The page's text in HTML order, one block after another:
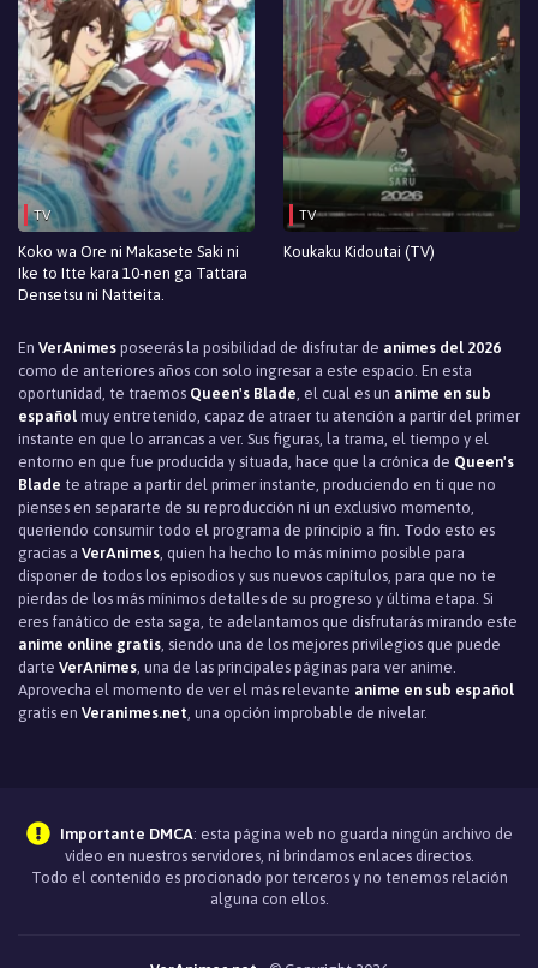
TV
Koko wa Ore ni Makasete Saki ni
Ike to Itte kara 10-nen ga Tattara
Densetsu ni Natteita.
TV
Koukaku Kidoutai (TV)
En VerAnimes poseerás la posibilidad de disfrutar de animes del 2026
como de anteriores años con solo ingresar a este espacio. En esta
oportunidad, te traemos Queen's Blade , el cual es un anime en sub
español muy entretenido, capaz de atraer tu atención a partir del primer
instante en que lo arrancas a ver. Sus figuras, la trama, el tiempo y el
entorno en que fue producida y situada, hace que la crónica de Queen's
Blade te atrape a partir del primer instante, produciendo en ti que no
pienses en separarte de su reproducción ni un exclusivo momento,
queriendo consumir todo el programa de principio a fin. Todo esto es
gracias a VerAnimes , quien ha hecho lo más mínimo posible para
disponer de todos los episodios y sus nuevos capítulos, para que no te
pierdas de los más mínimos detalles de su progreso y última etapa. Si
eres fanático de esta saga, te adelantamos que disfrutarás mirando este
anime online gratis , siendo una de los mejores privilegios que puede
darte VerAnimes , una de las principales páginas para ver anime.
Aprovecha el momento de ver el más relevante anime en sub español
gratis en Veranimes.net , una opción improbable de nivelar.
Importante DMCA: esta página web no guarda ningún archivo de
video en nuestros servidores, ni brindamos enlaces directos.
Todo el contenido es procionado por terceros y no tenemos relación
alguna con ellos.